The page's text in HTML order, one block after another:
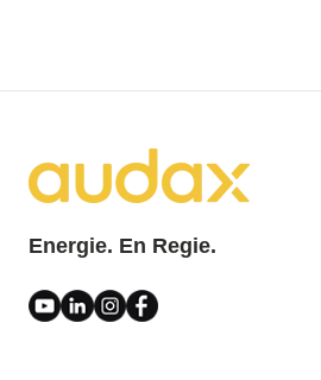
Energie. En Regie.